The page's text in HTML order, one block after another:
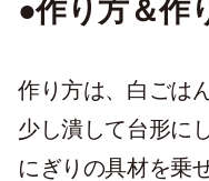
●作り方＆作
作り方は、白ごは
少し潰して台形に
にぎりの具材を乗